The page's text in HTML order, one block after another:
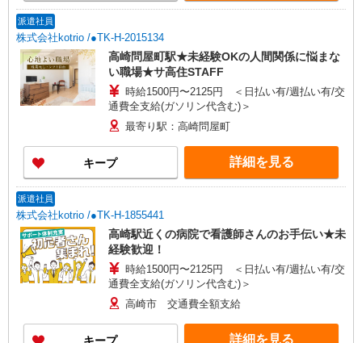
派遣社員
株式会社kotrio /●TK-H-2015134
高崎問屋町駅★未経験OKの人間関係に悩まな
い職場★サ高住STAFF
時給1500円〜2125円 ＜日払い有/週払い有/交
通費全支給(ガソリン代含む)＞
最寄り駅：高崎問屋町
キープ 詳細を見る
派遣社員
株式会社kotrio /●TK-H-1855441
高崎駅近くの病院で看護師さんのお手伝い★未
経験歓迎！
時給1500円〜2125円 ＜日払い有/週払い有/交
通費全支給(ガソリン代含む)＞
高崎市 交通費全額支給
詳細を見る